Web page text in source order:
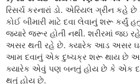
રિસર્ચ કરનારાં ડો. એરિયલ ગ્રીન કહે
કોઈ બીમારી માટે દવા લેવાનું શરૂ
જ્યારે જરૂર હોતી નથી. શરીરમાં જઇ
અસર થતી રહે છે. ક્યારેક આડ અસર
આમ દવાનું એક દુષ્ચક્ર શરૂ થાય છે
ક્યારેક એવું પણ બનતું હોય છે કે એક
થતું હોય છે.